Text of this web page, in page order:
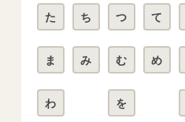
た ち つ て
ま み む め
わ を